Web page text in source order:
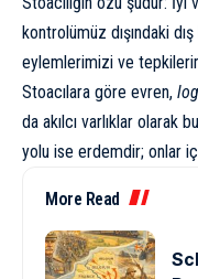
kontrolümüz dışındaki
eylemlerimizi ve
Stoacılara göre evren,
da akılcı varlıklar olarak
yolu ise erdemdir; onlar
More Read